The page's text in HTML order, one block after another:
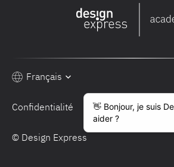
© Design Express
Confidentialité Conditions de vente
Français